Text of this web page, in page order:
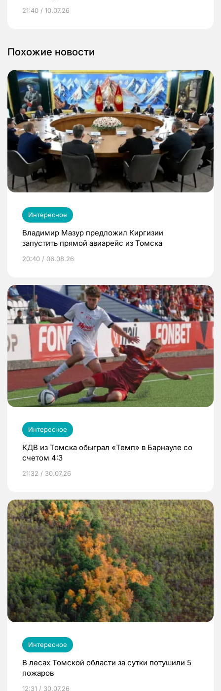
21:40 / 10.07.26
Похожие новости
Интересное
Владимир Мазур предложил Киргизии
запустить прямой авиарейс из Томска
20:40 / 06.08.26
Интересное
КДВ из Томска обыграл «Темп» в Барнауле со
счетом 4:3
21:32 / 30.07.26
Интересное
В лесах Томской области за сутки потушили 5
пожаров
12:31 / 30.07.26